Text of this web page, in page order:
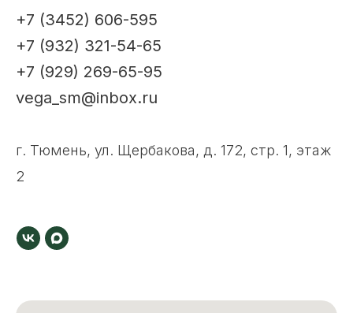
+7 (3452) 606-595
+7 (932) 321-54-65
+7 (929) 269-65-95
vega_sm@inbox.ru
г. Тюмень, ул. Щербакова, д. 172, стр. 1, этаж
2